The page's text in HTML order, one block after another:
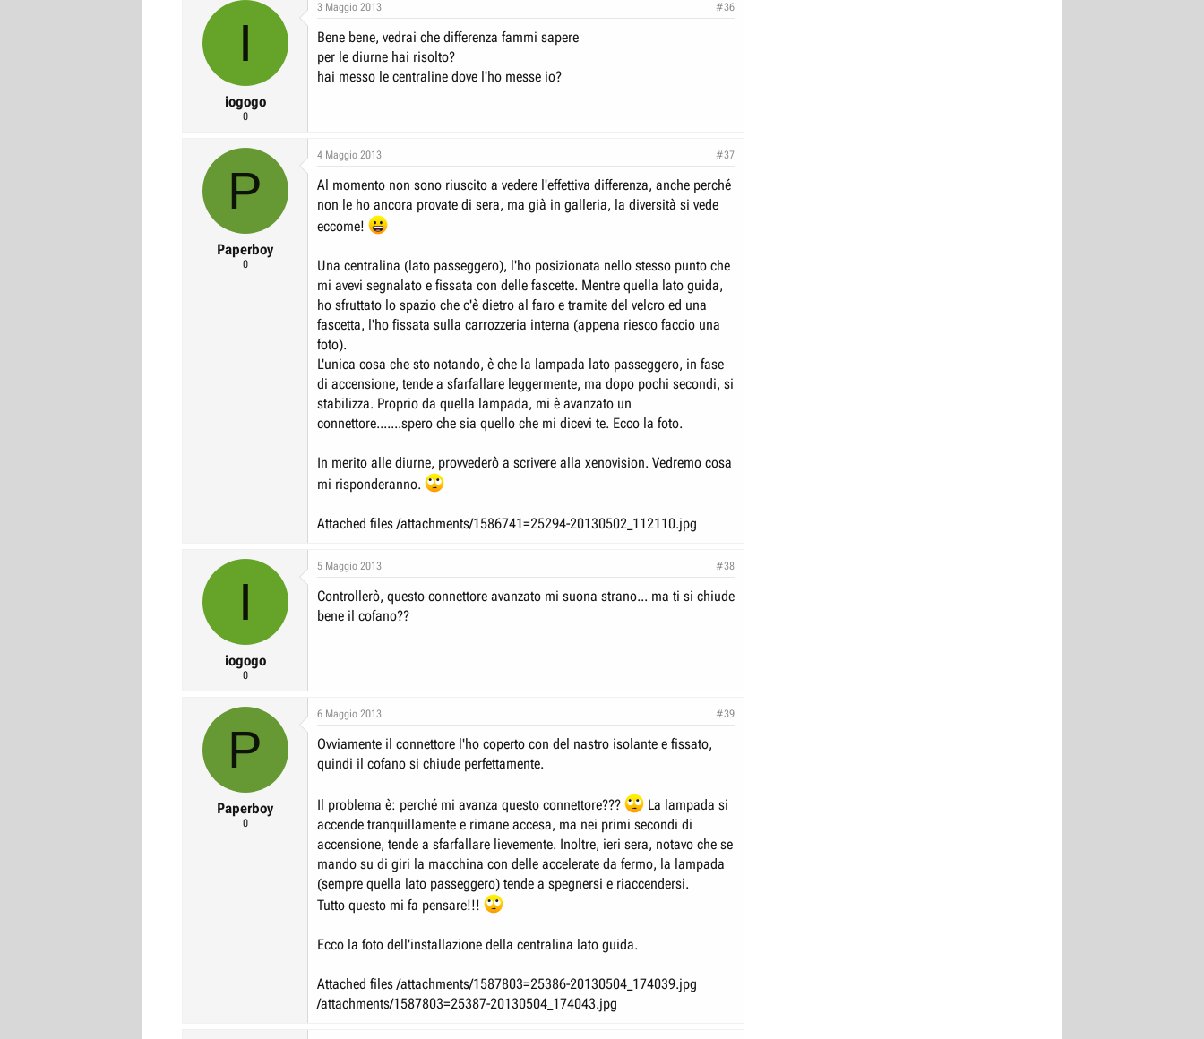
I
iogogo
0
3 Maggio 2013 #36
Bene bene, vedrai che differenza fammi sapere
per le diurne hai risolto?
hai messo le centraline dove l'ho messe io?
P
Paperboy
0
4 Maggio 2013 #37
Al momento non sono riuscito a vedere l'effettiva differenza, anche perché
non le ho ancora provate di sera, ma già in galleria, la diversità si vede
eccome!
Una centralina (lato passeggero), l'ho posizionata nello stesso punto che
mi avevi segnalato e fissata con delle fascette. Mentre quella lato guida,
ho sfruttato lo spazio che c'è dietro al faro e tramite del velcro ed una
fascetta, l'ho fissata sulla carrozzeria interna (appena riesco faccio una
foto).
L'unica cosa che sto notando, è che la lampada lato passeggero, in fase
di accensione, tende a sfarfallare leggermente, ma dopo pochi secondi, si
stabilizza. Proprio da quella lampada, mi è avanzato un
connettore.......spero che sia quello che mi dicevi te. Ecco la foto.
In merito alle diurne, provvederò a scrivere alla xenovision. Vedremo cosa
mi risponderanno.
Attached files /attachments/1586741=25294-20130502_112110.jpg
I
iogogo
0
5 Maggio 2013 #38
Controllerò, questo connettore avanzato mi suona strano... ma ti si chiude
bene il cofano??
P
Paperboy
0
6 Maggio 2013 #39
Ovviamente il connettore l'ho coperto con del nastro isolante e fissato,
quindi il cofano si chiude perfettamente.
Il problema è: perché mi avanza questo connettore???
La lampada si
accende tranquillamente e rimane accesa, ma nei primi secondi di
accensione, tende a sfarfallare lievemente. Inoltre, ieri sera, notavo che se
mando su di giri la macchina con delle accelerate da fermo, la lampada
(sempre quella lato passeggero) tende a spegnersi e riaccendersi.
Tutto questo mi fa pensare!!!
Ecco la foto dell'installazione della centralina lato guida.
Attached files /attachments/1587803=25386-20130504_174039.jpg
/attachments/1587803=25387-20130504_174043.jpg